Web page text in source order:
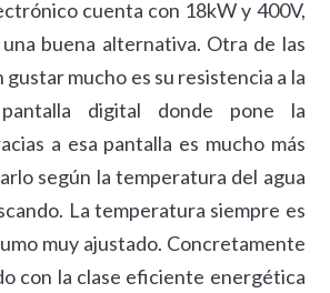
cuenta con 18kW y 400V,
buena alternativa. Otra de las
gustar mucho es su resistencia a la
digital donde pone la
a esa pantalla es mucho más
según la temperatura del agua
La temperatura siempre es
muy ajustado. Concretamente
con la clase eficiente energética